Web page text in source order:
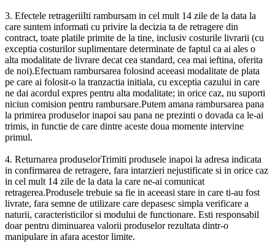
3. Efectele retrageriiIti rambursam in cel mult 14 zile de la data la
care suntem informati cu privire la decizia ta de retragere din
contract, toate platile primite de la tine, inclusiv costurile livrarii (cu
exceptia costurilor suplimentare determinate de faptul ca ai ales o
alta modalitate de livrare decat cea standard, cea mai ieftina, oferita
de noi).Efectuam rambursarea folosind aceeasi modalitate de plata
pe care ai folosit-o la tranzactia initiala, cu exceptia cazului in care
ne dai acordul expres pentru alta modalitate; in orice caz, nu suporti
niciun comision pentru rambursare.Putem amana rambursarea pana
la primirea produselor inapoi sau pana ne prezinti o dovada ca le-ai
trimis, in functie de care dintre aceste doua momente intervine
primul.
4. Returnarea produselorTrimiti produsele inapoi la adresa indicata
in confirmarea de retragere, fara intarzieri nejustificate si in orice caz
in cel mult 14 zile de la data la care ne-ai comunicat
retragerea.Produsele trebuie sa fie in aceeasi stare in care ti-au fost
livrate, fara semne de utilizare care depasesc simpla verificare a
naturii, caracteristicilor si modului de functionare. Esti responsabil
doar pentru diminuarea valorii produselor rezultata dintr-o
manipulare in afara acestor limite.